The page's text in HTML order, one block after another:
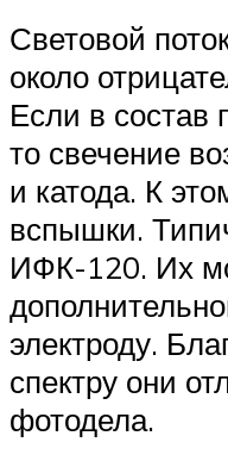
Световой
около
Если в состав
то свечение
и катода. К
вспышки.
ИФК-120. Их
электроду.
спектру они
фотодела.